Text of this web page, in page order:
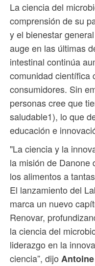
La ciencia del
comprensión de su
y el bienestar
auge en las últimas
intestinal continúa
comunidad científica
consumidores. Sin
personas cree que
saludable1), lo que
educación e
"La ciencia y la
la misión de Danone
los alimentos a
El lanzamiento del
marca un nuevo
Renovar,
la ciencia del
liderazgo en la
ciencia”, dijo